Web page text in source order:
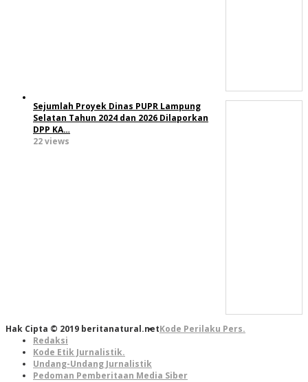
Sejumlah Proyek Dinas PUPR Lampung
Selatan Tahun 2024 dan 2026 Dilaporkan
DPP KA…
22 views
Hak Cipta © 2019 beritanatural.netKode Perilaku Pers.
Redaksi
Kode Etik Jurnalistik.
Undang-Undang Jurnalistik
Pedoman Pemberitaan Media Siber